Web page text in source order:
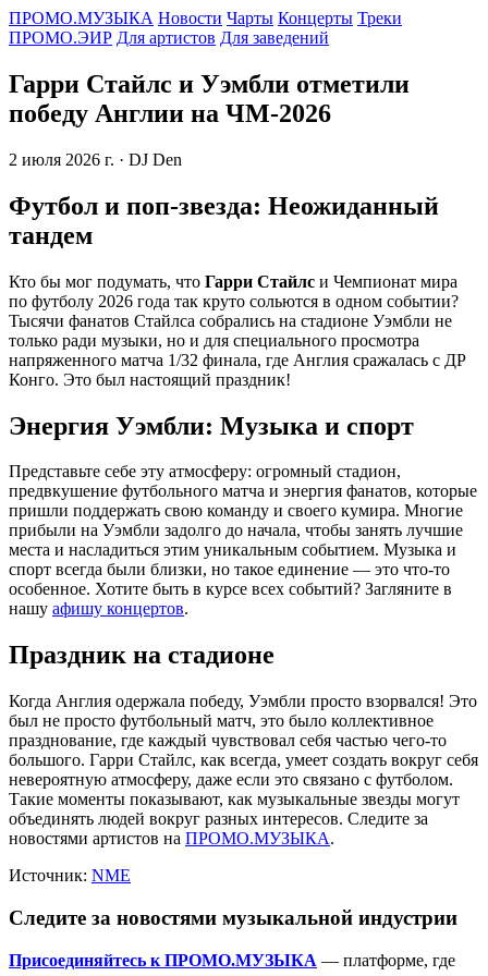
ПРОМО.МУЗЫКА Новости Чарты Концерты Треки
ПРОМО.ЭИР Для артистов Для заведений
Гарри Стайлс и Уэмбли отметили
победу Англии на ЧМ-2026
2 июля 2026 г. · DJ Den
Футбол и поп-звезда: Неожиданный
тандем
Кто бы мог подумать, что Гарри Стайлс и Чемпионат мира
по футболу 2026 года так круто сольются в одном событии?
Тысячи фанатов Стайлса собрались на стадионе Уэмбли не
только ради музыки, но и для специального просмотра
напряженного матча 1/32 финала, где Англия сражалась с ДР
Конго. Это был настоящий праздник!
Энергия Уэмбли: Музыка и спорт
Представьте себе эту атмосферу: огромный стадион,
предвкушение футбольного матча и энергия фанатов, которые
пришли поддержать свою команду и своего кумира. Многие
прибыли на Уэмбли задолго до начала, чтобы занять лучшие
места и насладиться этим уникальным событием. Музыка и
спорт всегда были близки, но такое единение — это что-то
особенное. Хотите быть в курсе всех событий? Загляните в
нашу афишу концертов.
Праздник на стадионе
Когда Англия одержала победу, Уэмбли просто взорвался! Это
был не просто футбольный матч, это было коллективное
празднование, где каждый чувствовал себя частью чего-то
большого. Гарри Стайлс, как всегда, умеет создать вокруг себя
невероятную атмосферу, даже если это связано с футболом.
Такие моменты показывают, как музыкальные звезды могут
объединять людей вокруг разных интересов. Следите за
новостями артистов на ПРОМО.МУЗЫКА.
Источник: NME
Следите за новостями музыкальной индустрии
Присоединяйтесь к ПРОМО.МУЗЫКА — платформе, где